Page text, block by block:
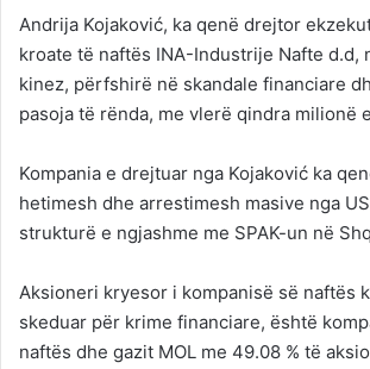
Andrija Kojaković, ka qenë drejtor
kroate të naftës INA-Industrije Nafte d.d,
kinez, përfshirë në skandale financiare
pasoja të rënda, me vlerë qindra milionë
Kompania e drejtuar nga Kojaković ka
hetimesh dhe arrestimesh masive nga
strukturë e ngjashme me SPAK-un në
Aksioneri kryesor i kompanisë së naftës
skeduar për krime financiare, është
naftës dhe gazit MOL me 49.08 % të